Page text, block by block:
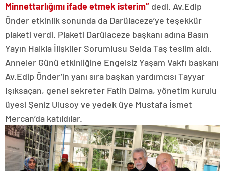
Minnettarlığımı ifade etmek isterim” dedi. Av.Edip
Önder etkinlik sonunda da Darülaceze’ye teşekkür
plaketi verdi. Plaketi Darülaceze başkanı adına Basın
Yayın Halkla İlişkiler Sorumlusu Selda Taş teslim aldı.
Anneler Günü etkinliğine Engelsiz Yaşam Vakfı başkanı
Av.Edip Önder’in yanı sıra başkan yardımcısı Tayyar
Işıksaçan, genel sekreter Fatih Dalma, yönetim kurulu
üyesi Şeniz Ulusoy ve yedek üye Mustafa İsmet
Mercan’da katıldılar.